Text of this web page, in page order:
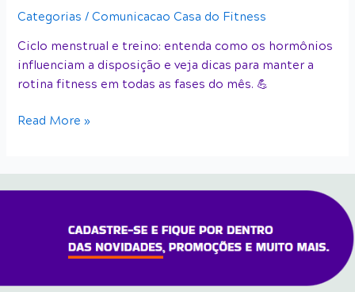
Categorias /Comunicacao Casa do Fitness
Ciclo menstrual e treino: entenda como os hormônios
influenciam a disposição e veja dicas para manter a
rotina fitness em todas as fases do mês. 💪
Read More »